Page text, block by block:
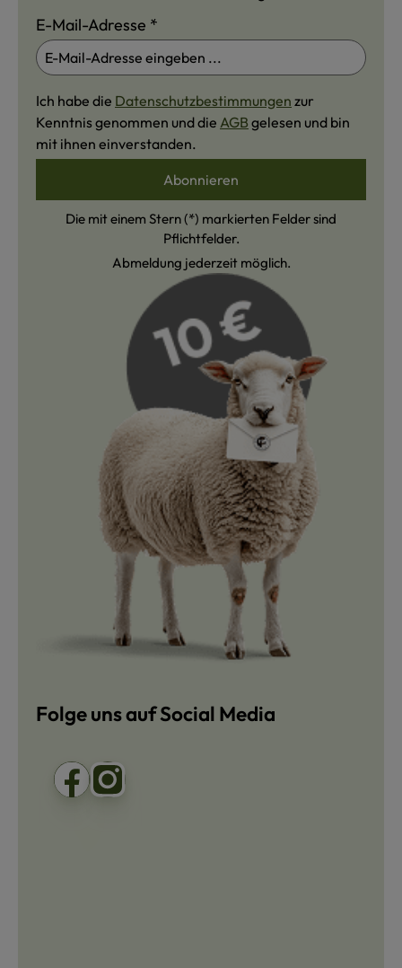
E-Mail-Adresse *
Ich habe die Datenschutzbestimmungen zur
Kenntnis genommen und die AGB gelesen und bin
mit ihnen einverstanden.
Abonnieren
Die mit einem Stern (*) markierten Felder sind
Pflichtfelder.
Abmeldung jederzeit möglich.
Folge uns auf Social Media